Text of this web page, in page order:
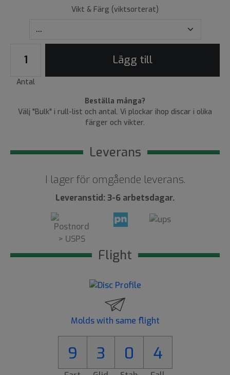
Vikt & Färg (viktsorterat)
Antal
Lägg till
Beställa många?
Välj "Bulk" i rull-list och antal. Vi plockar ihop discar i olika
färger och vikter.
Leverans
I lager för omgående leverans.
Leveranstid: 3-6 arbetsdagar.
Flight
Molds with same flight
9 3 0 4